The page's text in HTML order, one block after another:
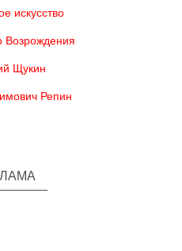
искусство
Возрождения
Щукин
Репин